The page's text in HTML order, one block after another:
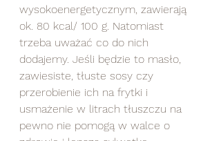
wysokoenergetycznym, zawierają
ok. 80 kcal/ 100 g. Natomiast
trzeba uważać co do nich
dodajemy. Jeśli będzie to masło,
zawiesiste, tłuste sosy czy
przerobienie ich na frytki i
usmażenie w litrach tłuszczu na
pewno nie pomogą w walce o